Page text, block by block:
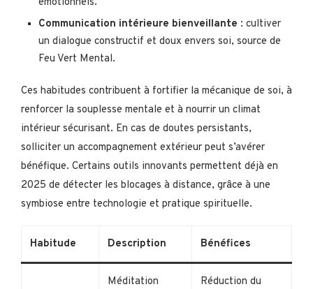
Communication intérieure bienveillante : cultiver
un dialogue constructif et doux envers soi, source de
Feu Vert Mental.
Ces habitudes contribuent à fortifier la mécanique de soi, à
renforcer la souplesse mentale et à nourrir un climat
intérieur sécurisant. En cas de doutes persistants,
solliciter un accompagnement extérieur peut s’avérer
bénéfique. Certains outils innovants permettent déjà en
2025 de détecter les blocages à distance, grâce à une
symbiose entre technologie et pratique spirituelle.
Habitude Description Bénéfices
Méditation
Réduction du